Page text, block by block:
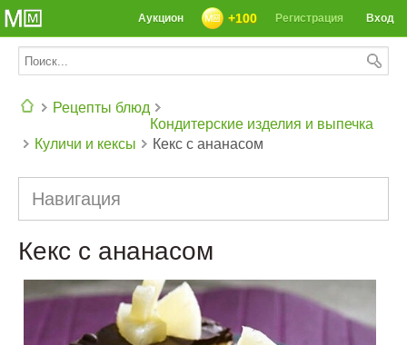
СЕГОДНЯ: 39142 РЕЦЕПТА
Вход
Регистрация
+100
Аукцион
Рецепты блюд
Кондитерские изделия и выпечка
Куличи и кексы
Кекс с ананасом
Навигация
Кекс с ананасом